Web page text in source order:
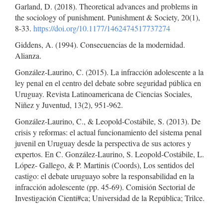
Garland, D. (2018). Theoretical advances and problems in
the sociology of punishment. Punishment & Society, 20(1),
8-33. https://doi.org/10.1177/1462474517737274
Giddens, A. (1994). Consecuencias de la modernidad.
Alianza.
González-Laurino, C. (2015). La infracción adolescente a la
ley penal en el centro del debate sobre seguridad pública en
Uruguay. Revista Latinoamericana de Ciencias Sociales,
Niñez y Juventud, 13(2), 951-962.
González-Laurino, C., & Leopold-Costábile, S. (2013). De
crisis y reformas: el actual funcionamiento del sistema penal
juvenil en Uruguay desde la perspectiva de sus actores y
expertos. En C. González-Laurino, S. Leopold-Costábile, L.
López- Gallego, & P. Martinis (Coords), Los sentidos del
castigo: el debate uruguayo sobre la responsabilidad en la
infracción adolescente (pp. 45-69). Comisión Sectorial de
Investigación Cientí#ca; Universidad de la República; Trilce.